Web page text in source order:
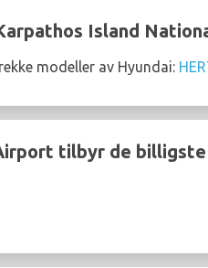
Island
modeller av Hyundai:
tilbyr de